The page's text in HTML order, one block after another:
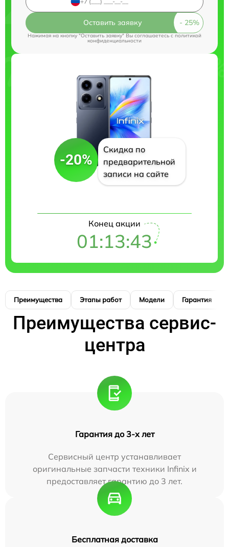
Оставить заявку
Нажимая на кнопку "Оставить заявку" Вы соглашаетесь cполитикой
конфиденциальности
-20%
Скидка по
предварительной
записи на сайте
Конец акции
01:13:42
Преимущества Этапы работ Модели Гарантия
Преимущества сервис-
центра
Гарантия до 3-х лет
Сервисный центр устанавливает
оригинальные запчасти техники Infinix и
предоставляет гарантию до 3 лет.
Бесплатная доставка